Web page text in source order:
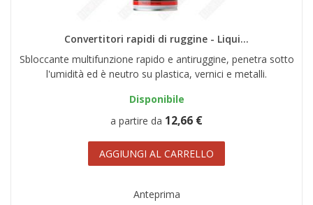
Convertitori rapidi di ruggine - Liqui...
Sbloccante multifunzione rapido e antiruggine, penetra sotto
l'umidità ed è neutro su plastica, vernici e metalli.
Disponibile
a partire da 12,66 €
AGGIUNGI AL CARRELLO
Anteprima